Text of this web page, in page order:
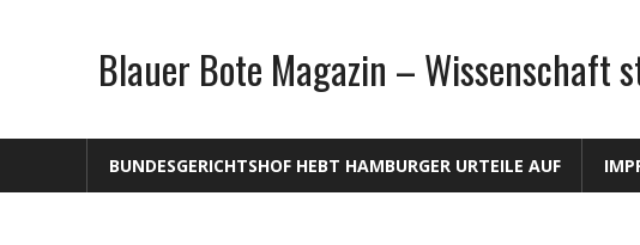
Blauer Bote Magazin – Wissenschaft
BUNDESGERICHTSHOF HEBT HAMBURGER URTEILE AUF